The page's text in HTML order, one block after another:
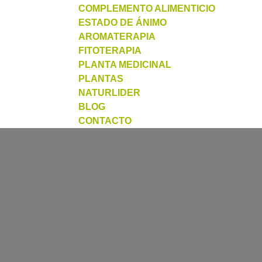
COMPLEMENTO ALIMENTICIO
ESTADO DE ÁNIMO
AROMATERAPIA
FITOTERAPIA
PLANTA MEDICINAL
PLANTAS
NATURLIDER
BLOG
CONTACTO